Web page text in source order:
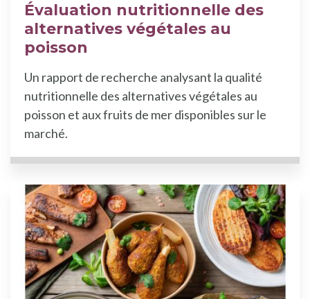
Évaluation nutritionnelle des
alternatives végétales au
poisson
Un rapport de recherche analysant la qualité
nutritionnelle des alternatives végétales au
poisson et aux fruits de mer disponibles sur le
marché.